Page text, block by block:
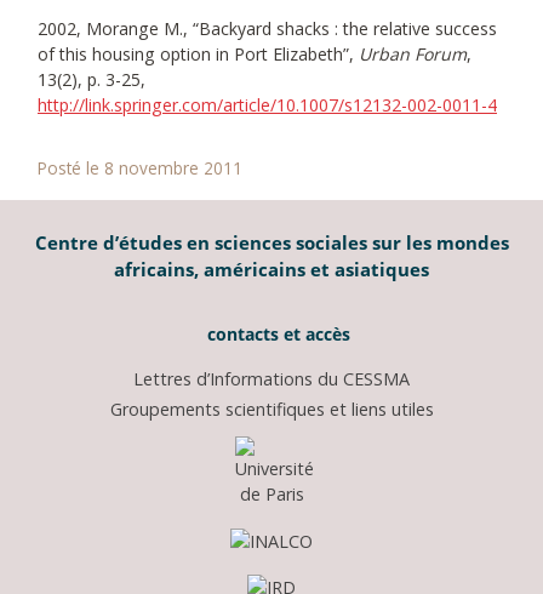
2002, Morange M., “Backyard shacks : the relative success
of this housing option in Port Elizabeth”, Urban Forum,
13(2), p. 3-25,
http://link.springer.com/article/10.1007/s12132-002-0011-4
Posté le 8 novembre 2011
Centre d’études en sciences sociales sur les mondes
africains, américains et asiatiques
contacts et accès
Lettres d’Informations du CESSMA
Groupements scientifiques et liens utiles